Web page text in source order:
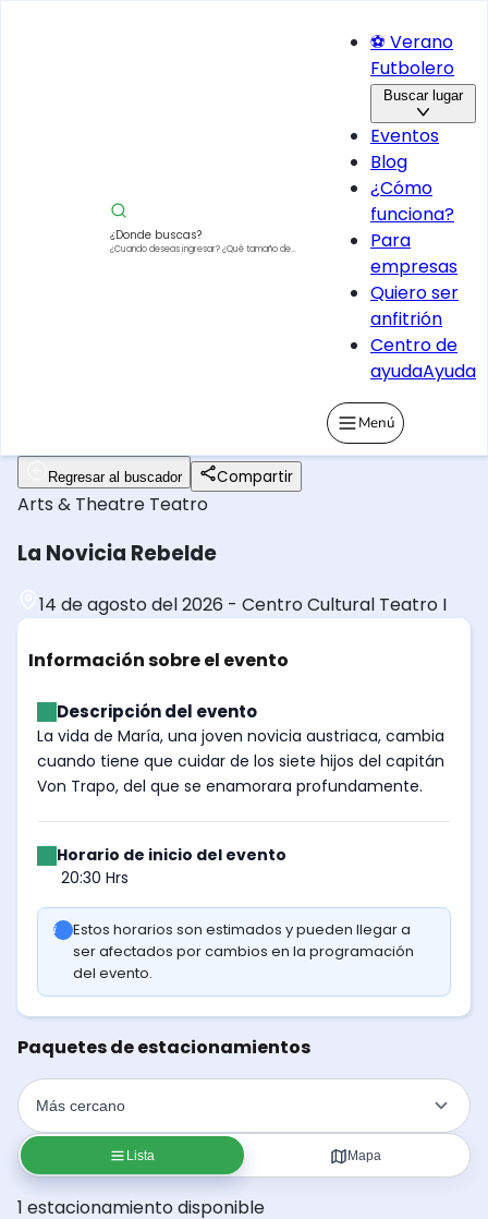
¿Donde buscas?
¿Cuando deseas ingresar?¿Qué tamaño de
⚽ Verano
Futbolero
Buscar lugar
Eventos
Blog
¿Cómo
funciona?
Para
empresas
Quiero ser
anfitrión
Centro de
ayudaAyuda
Menú
Regresar al buscador Compartir
Arts & Theatre Teatro
La Novicia Rebelde
14 de agosto del 2026 - Centro Cultural Teatro I
Información sobre el evento
Descripción del evento
La vida de María, una joven novicia austriaca, cambia
cuando tiene que cuidar de los siete hijos del capitán
Von Trapo, del que se enamorara profundamente.
Horario de inicio del evento
20:30 Hrs
Estos horarios son estimados y pueden llegar a
ser afectados por cambios en la programación
del evento.
Paquetes de estacionamientos
Lista Mapa
1 estacionamiento disponible